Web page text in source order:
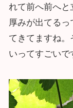
れて前へ前へと
厚みが出てる
てきてますね
いってすごいで